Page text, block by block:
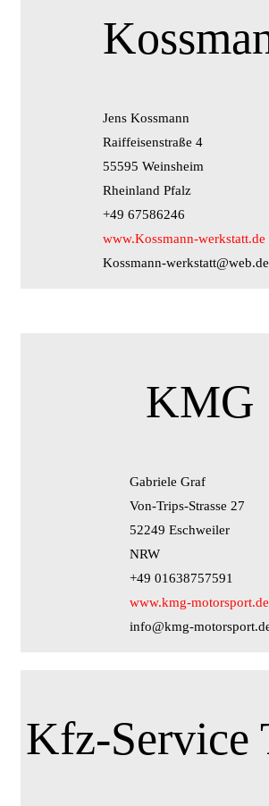
Jens Kossmann
Raiffeisenstraße 4
55595 Weinsheim
Rheinland Pfalz
+49 67586246
www.Kossmann-werkstatt.de
Kossmann-werkstatt@web.de
KMG
Gabriele Graf
Von-Trips-Strasse 27
52249 Eschweiler
NRW
+49 01638757591
www.kmg-motorsport.de
info@kmg-
Kfz-Service